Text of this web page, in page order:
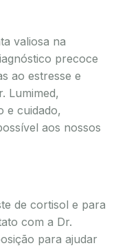
valiosa na
precoce
ao estresse e
Lumimed,
e cuidado,
aos nossos
de cortisol e para
com a Dr.
para ajudar